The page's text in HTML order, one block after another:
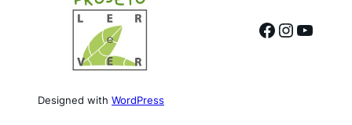
Facebook
Designed with WordPress